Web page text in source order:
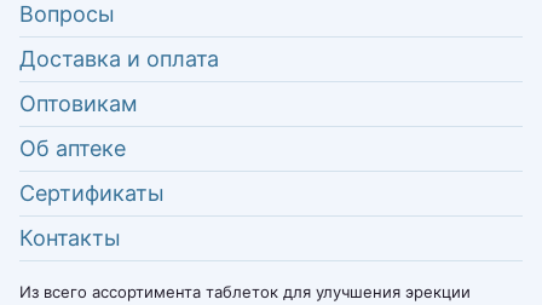
Вопросы
Доставка и оплата
Оптовикам
Об аптеке
Сертификаты
Контакты
Из всего ассортимента таблеток для улучшения эрекции